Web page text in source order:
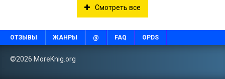
Смотреть все
ОТЗЫВЫ ЖАНРЫ @ FAQ OPDS
©2026 MoreKnig.org